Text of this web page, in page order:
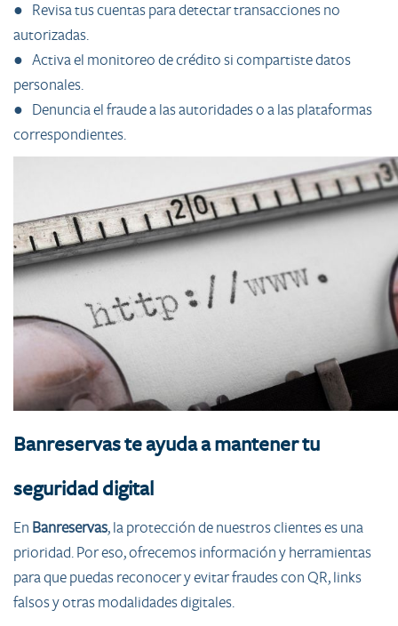
● Revisa tus cuentas para detectar transacciones no
autorizadas.
● Activa el monitoreo de crédito si compartiste datos
personales.
● Denuncia el fraude a las autoridades o a las plataformas
correspondientes.
Banreservas te ayuda a mantener tu
seguridad digital
En Banreservas, la protección de nuestros clientes es una
prioridad. Por eso, ofrecemos información y herramientas
para que puedas reconocer y evitar fraudes con QR, links
falsos y otras modalidades digitales.